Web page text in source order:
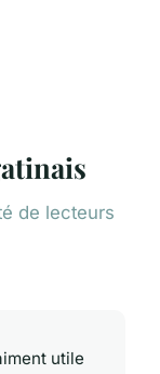
de lecteurs
utile